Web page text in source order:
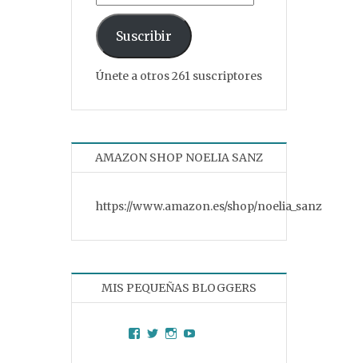
Suscribir
Únete a otros 261 suscriptores
AMAZON SHOP NOELIA SANZ
https://www.amazon.es/shop/noelia_sanz
MIS PEQUEÑAS BLOGGERS
Facebook
TwitterInstagram